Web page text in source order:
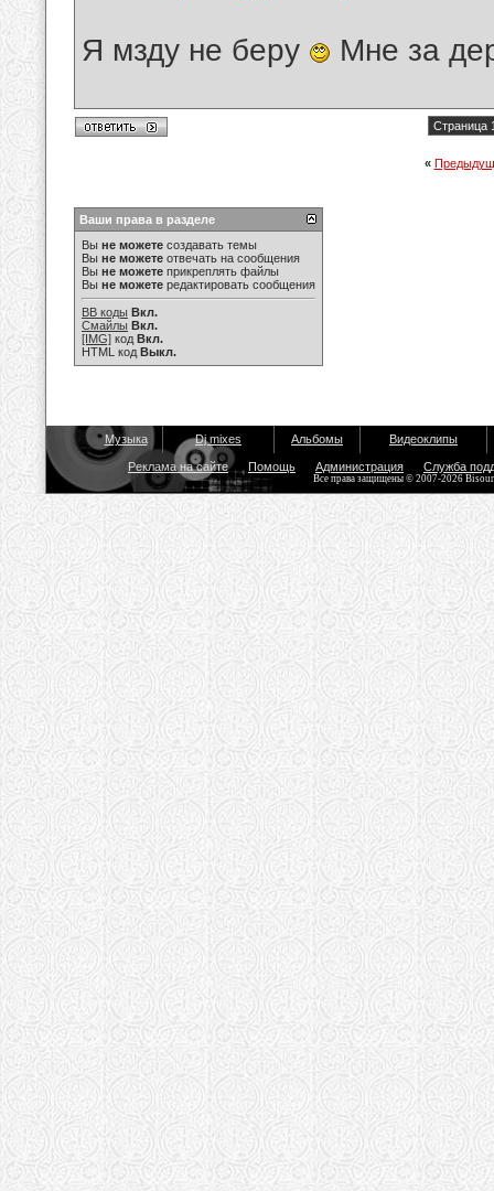
Я мзду не беру Мне за
Страница
«
Ваши права в разделе
Вы не можете создавать темы
Вы не можете отвечать на сообщения
Вы не можете прикреплять файлы
Вы не можете редактировать сообщения
BB коды Вкл.
Смайлы Вкл.
[IMG] код Вкл.
HTML код Выкл.
Музыка Dj mixes Альбомы Видеоклипы
Реклама на сайте Помощь Администрация Служба
Все права защищены © 2007-2026